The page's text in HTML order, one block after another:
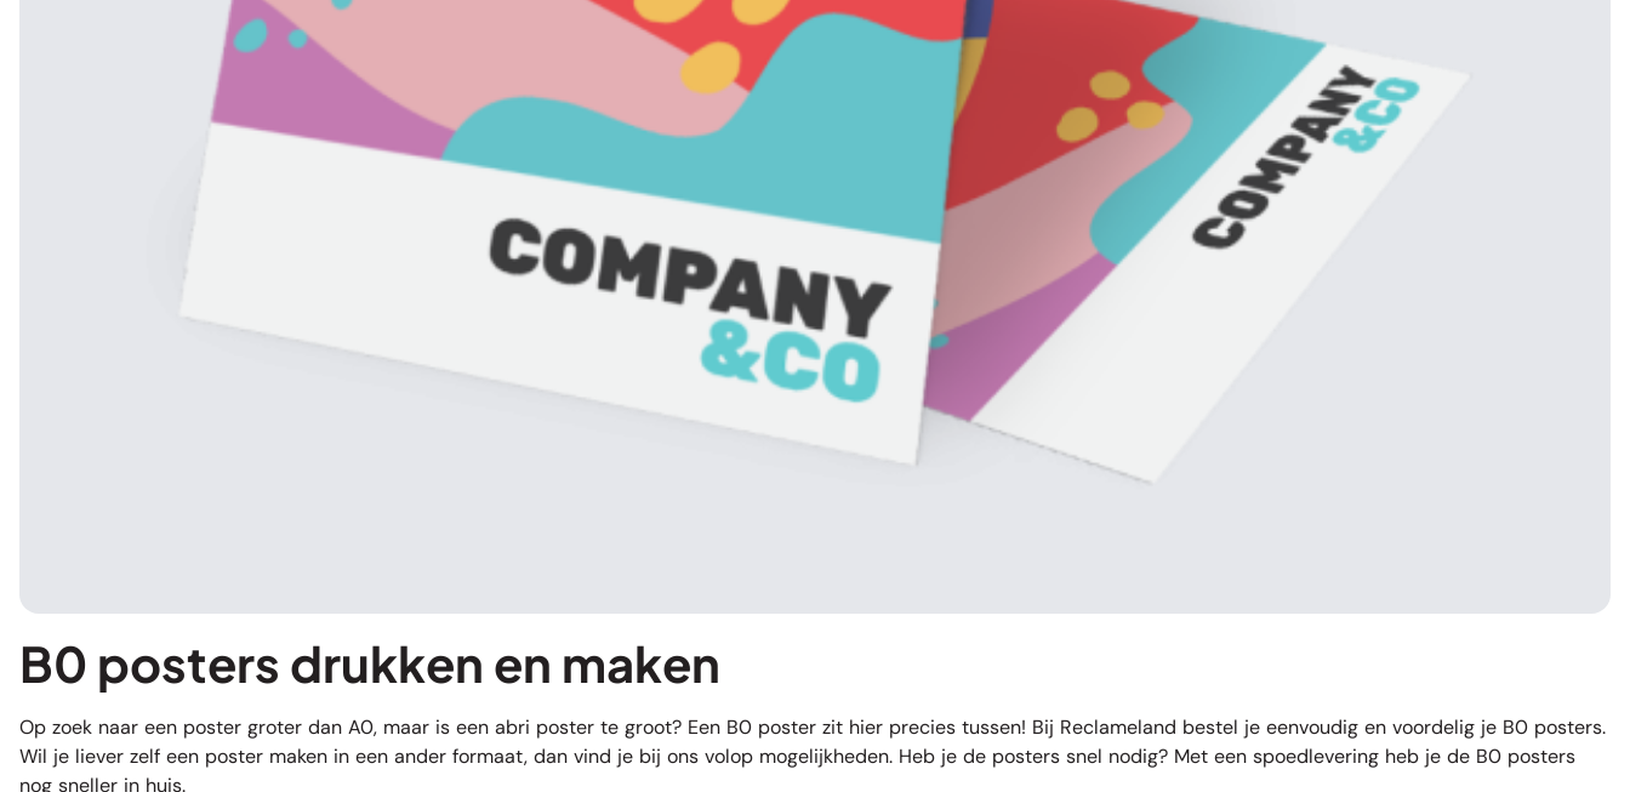
B0 posters drukken en maken
Op zoek naar een poster groter dan A0, maar is een abri poster te groot? Een B0 poster zit hier precies tussen! Bij Reclameland bestel je eenvoudig en voordelig je B0 posters.
Wil je liever zelf een poster maken in een ander formaat, dan vind je bij ons volop mogelijkheden. Heb je de posters snel nodig? Met een spoedlevering heb je de B0 posters
nog sneller in huis.